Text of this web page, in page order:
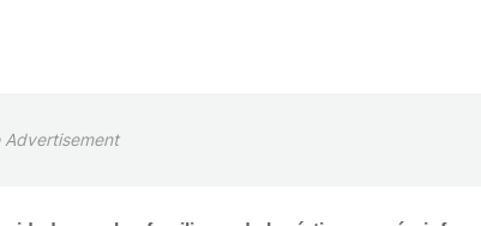
Advertisement